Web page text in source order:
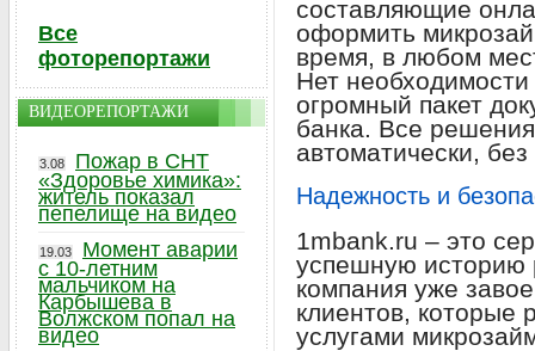
составляющие
оформить
время, в любом
Нет
огромный пакет
банка. Все
автоматически,
Надежность и
1mbank.ru – это
успешную историю
компания уже
клиентов, которые
услугами
Все
фоторепортажи
ВИДЕОРЕПОРТАЖИ
3.08
Пожар в СНТ
«Здоровье химика»:
житель показал
пепелище на видео
19.03
Момент аварии
с 10-летним
мальчиком на
Карбышева в
Волжском попал на
видео